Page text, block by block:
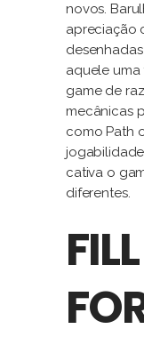
novos.
apreciação
aquele uma
game de
mecânicas
como Path
cativa o
diferentes.